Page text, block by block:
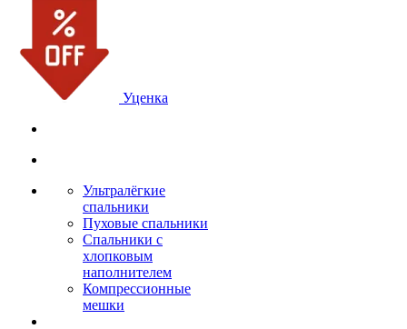
Уценка
Ультралёгкие
спальники
Пуховые спальники
Спальники с
хлопковым
наполнителем
Компрессионные
мешки